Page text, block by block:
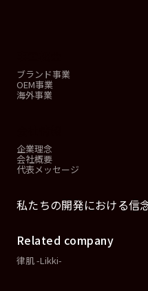
ブランド事業
OEM事業
海外事業
企業理念
会社概要
代表メッセージ
私たちの開発における信
Related company
律肌 -Likki-